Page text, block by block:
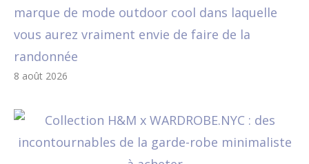
marque de mode outdoor cool dans laquelle
vous aurez vraiment envie de faire de la
randonnée
8 août 2026